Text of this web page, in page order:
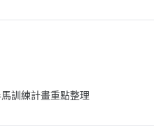
訓練計畫重點整理